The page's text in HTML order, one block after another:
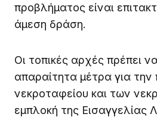
προβλήματος είναι
άμεση δράση.
Οι τοπικές αρχές πρέπει
απαραίτητα μέτρα για
νεκροταφείου και των
εμπλοκή της Εισαγγελίας